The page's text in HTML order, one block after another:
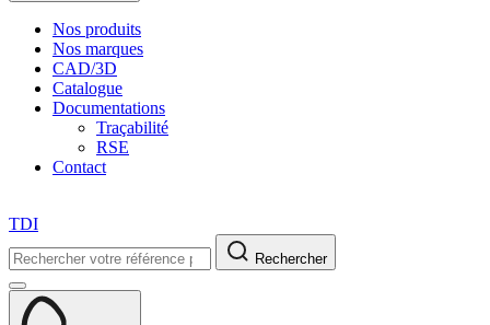
Nos produits
Nos marques
CAD/3D
Catalogue
Documentations
Traçabilité
RSE
Contact
TDI
Rechercher